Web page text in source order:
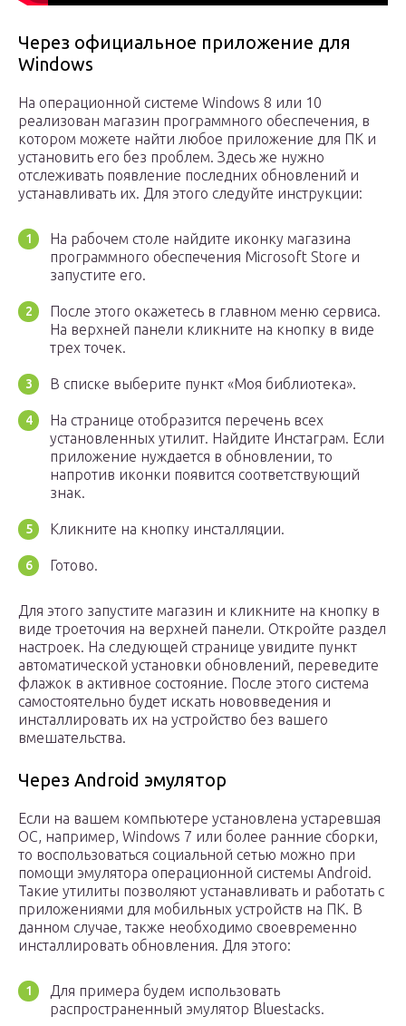
Через официальное приложение для
Windows
На операционной системе Windows 8 или 10
реализован магазин программного обеспечения, в
котором можете найти любое приложение для ПК и
установить его без проблем. Здесь же нужно
отслеживать появление последних обновлений и
устанавливать их. Для этого следуйте инструкции:
На рабочем столе найдите иконку магазина
программного обеспечения Microsoft Store и
запустите его.
После этого окажетесь в главном меню сервиса.
На верхней панели кликните на кнопку в виде
трех точек.
В списке выберите пункт «Моя библиотека».
На странице отобразится перечень всех
установленных утилит. Найдите Инстаграм. Если
приложение нуждается в обновлении, то
напротив иконки появится соответствующий
знак.
Кликните на кнопку инсталляции.
Готово.
Для этого запустите магазин и кликните на кнопку в
виде троеточия на верхней панели. Откройте раздел
настроек. На следующей странице увидите пункт
автоматической установки обновлений, переведите
флажок в активное состояние. После этого система
самостоятельно будет искать нововведения и
инсталлировать их на устройство без вашего
вмешательства.
Через Android эмулятор
Если на вашем компьютере установлена устаревшая
ОС, например, Windows 7 или более ранние сборки,
то воспользоваться социальной сетью можно при
помощи эмулятора операционной системы Android.
Такие утилиты позволяют устанавливать и работать с
приложениями для мобильных устройств на ПК. В
данном случае, также необходимо своевременно
инсталлировать обновления. Для этого:
Для примера будем использовать
распространенный эмулятор Bluestacks.